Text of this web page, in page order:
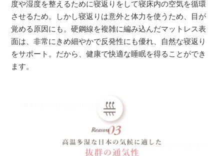
度や湿度を整えるために寝返りをして寝床内の空気を循環
させるため。しかし寝返りは意外と体力を使うため、目が
覚める原因にも。硬鋼線を複雑に編み込んだマットレス表
面は、非常にきめ細やかで反発性にも優れ、自然な寝返り
をサポート。だから、健康で快適な睡眠を得ることができ
ます。